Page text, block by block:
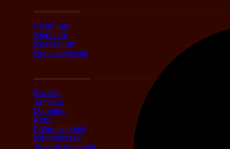
Fehér rum
Sötét rum
Ízesített rum
Rum kollekciók
Brazília
Jamaica
Mauritius
Kuba
Fülöp-szigetek
Németország
További országok